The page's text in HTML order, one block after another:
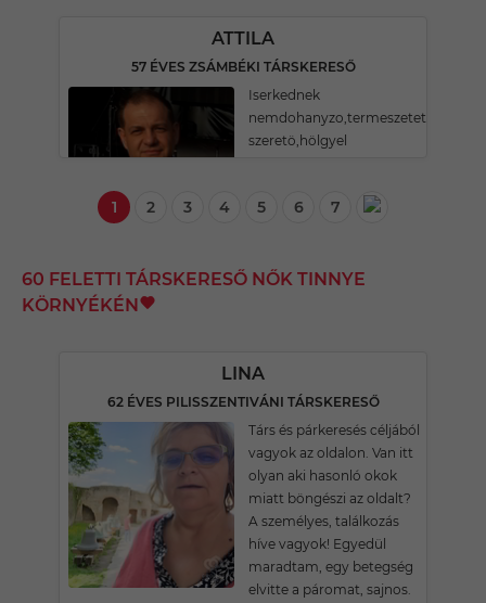
ATTILA
57 ÉVES ZSÁMBÉKI TÁRSKERESŐ
Iserkednek
nemdohanyzo,termeszetet
szeretö,hölgyel
1 2 3 4 5 6 7
60 FELETTI TÁRSKERESŐ NŐK TINNYE
KÖRNYÉKÉN
LINA
62 ÉVES PILISSZENTIVÁNI TÁRSKERESŐ
Társ és párkeresés céljából
vagyok az oldalon. Van itt
olyan aki hasonló okok
miatt böngészi az oldalt?
A személyes, találkozás
híve vagyok! Egyedül
maradtam, egy betegség
elvitte a páromat, sajnos.